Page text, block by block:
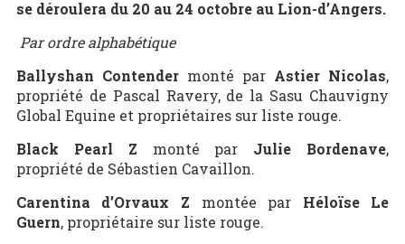
se déroulera du 20 au 24 octobre au Lion-d’Angers.
Par ordre alphabétique
Ballyshan Contendermonté par Astier Nicolas,
propriété de Pascal Ravery, de la Sasu Chauvigny
Global Equine et propriétaires sur liste rouge.
Black Pearl Z monté par Julie Bordenave,
propriété de Sébastien Cavaillon.
Carentina d’Orvaux Z montée par Héloïse Le
Guern, propriétaire sur liste rouge.